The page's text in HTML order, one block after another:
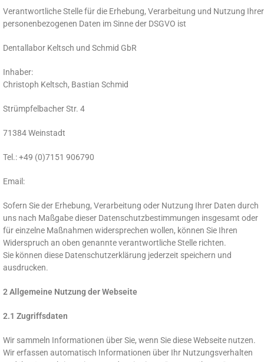
Verantwortliche Stelle für die Erhebung, Verarbeitung und Nutzung Ihrer
personenbezogenen Daten im Sinne der DSGVO ist
Dentallabor Keltsch und Schmid GbR
Inhaber:
Christoph Keltsch, Bastian Schmid
Strümpfelbacher Str. 4
71384 Weinstadt
Tel.: +49 (0)7151 906790
Email:
Sofern Sie der Erhebung, Verarbeitung oder Nutzung Ihrer Daten durch
uns nach Maßgabe dieser Datenschutzbestimmungen insgesamt oder
für einzelne Maßnahmen widersprechen wollen, können Sie Ihren
Widerspruch an oben genannte verantwortliche Stelle richten.
Sie können diese Datenschutzerklärung jederzeit speichern und
ausdrucken.
2 Allgemeine Nutzung der Webseite
2.1 Zugriffsdaten
Wir sammeln Informationen über Sie, wenn Sie diese Webseite nutzen.
Wir erfassen automatisch Informationen über Ihr Nutzungsverhalten